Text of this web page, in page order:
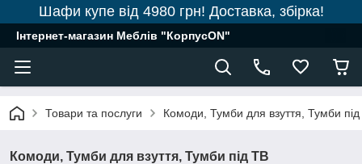
Шафи купе від 4980 грн! Доставка, збірка!
Інтернет-магазин Меблів "КорпусON"
Товари та послуги Комоди, Тумби для взуття, Тумби
Комоди, Тумби для взуття, Тумби під ТВ